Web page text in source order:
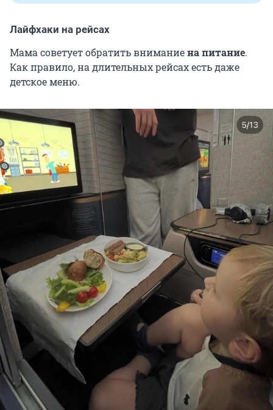
Лайфхаки на рейсах
Мама советует обратить вниманиена питание.
Как правило, на длительных рейсах есть даже
детское меню.